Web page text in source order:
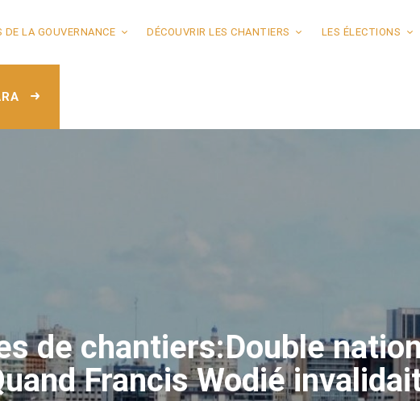
DE LA GOUVERNANCE DÉCOUVRIR LES CHANTIERS LES ÉLECTIONS
de chantiers:Double
Francis Wodié